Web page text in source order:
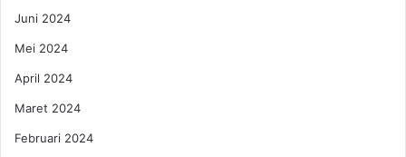
Juni 2024
Mei 2024
April 2024
Maret 2024
Februari 2024